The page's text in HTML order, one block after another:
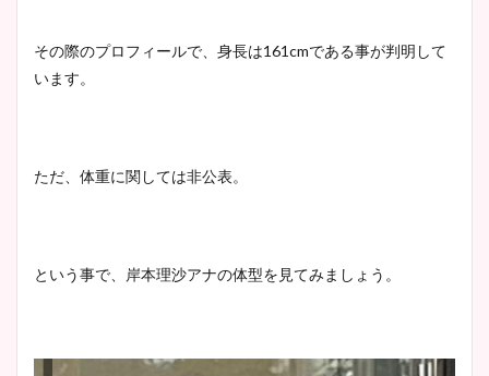
ヤバすぎww原因や痩せたダ
まとめ！足も美脚でカップも
その際のプロフィールで、身長は161cmである事が判明して
います。
ただ、体重に関しては非公表。
という事で、岸本理沙アナの体型を見てみましょう。